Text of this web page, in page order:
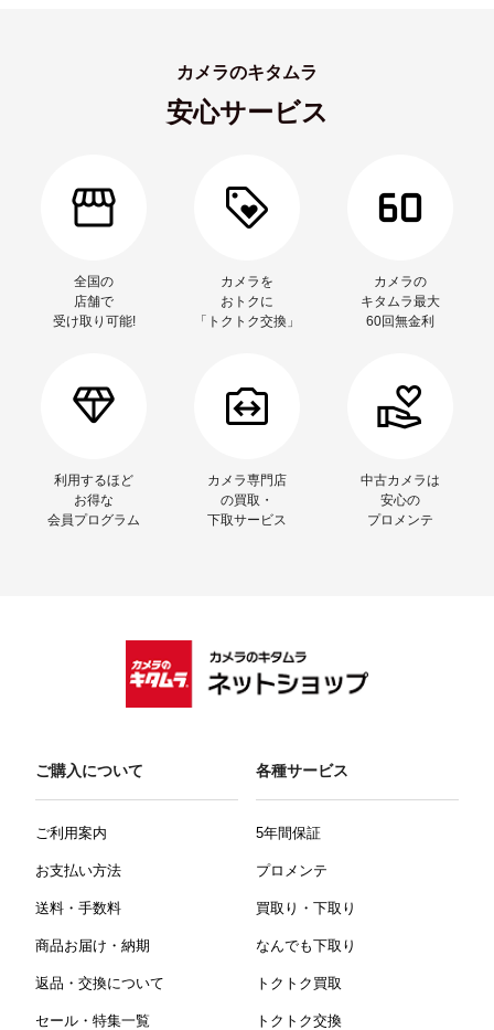
カメラのキタムラ
安心サービス
全国の
店舗で
受け取り可能!
カメラを
おトクに
「トクトク交換」
カメラの
キタムラ最大
60回無金利
利用するほど
お得な
会員プログラム
カメラ専門店
の買取・
下取サービス
中古カメラは
安心の
プロメンテ
ご購入について
ご利用案内
お支払い方法
送料・手数料
商品お届け・納期
返品・交換について
セール・特集一覧
各種サービス
5年間保証
プロメンテ
買取り・下取り
なんでも下取り
トクトク買取
トクトク交換